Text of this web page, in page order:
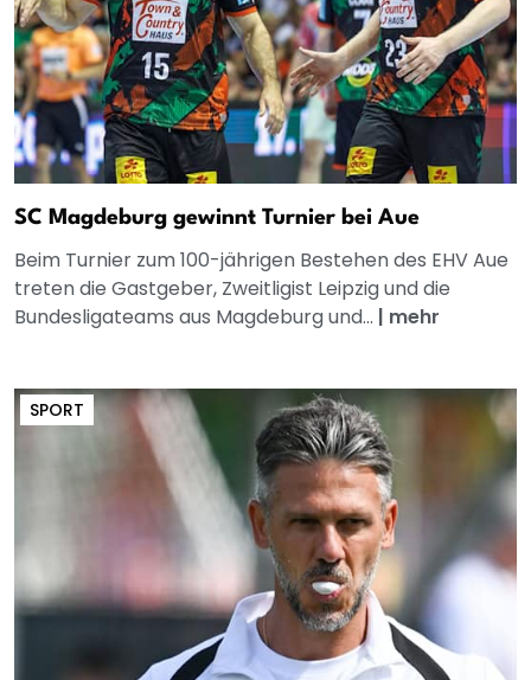
SC Magdeburg gewinnt Turnier bei Aue
Beim Turnier zum 100-jährigen Bestehen des EHV Aue
treten die Gastgeber, Zweitligist Leipzig und die
Bundesligateams aus Magdeburg und... | mehr
SPORT